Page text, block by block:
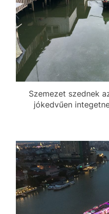
Szemezet szednek
jókedvűen